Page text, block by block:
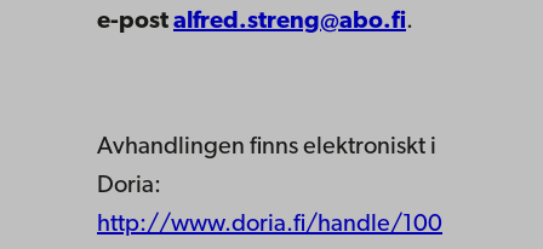
e-post alfred.streng@abo.fi.
Avhandlingen finns elektroniskt i
Doria:
http://www.doria.fi/handle/100